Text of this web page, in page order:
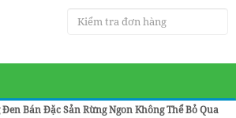
Bán Đặc Sản Rừng Ngon Không Thể Bỏ Qua